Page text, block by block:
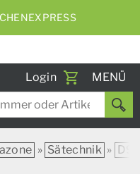
2026
Login
Toggle
MENÜ
» Sätechnik » D9